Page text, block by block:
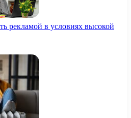
рекламой в условиях высокой